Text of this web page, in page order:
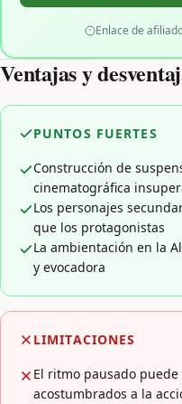
Enlace de
Ventajas y
PUNTOS FUERTES
Construcción de
cinematográfica
Los personajes
que los protagonistas
La ambientación en la
y evocadora
LIMITACIONES
El ritmo pausado
acostumbrados a la